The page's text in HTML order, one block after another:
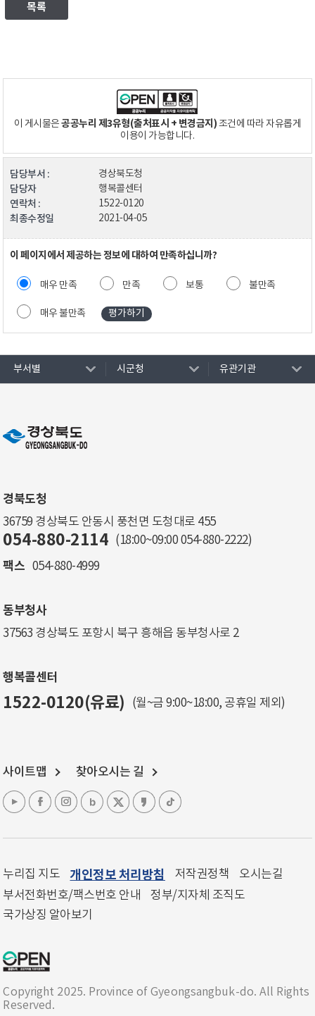
목록
이 게시물은공공누리 제3유형(출처표시 + 변경금지)조건에 따라 자유롭게
이용이 가능합니다.
담당부서 : 경상북도청
담당자 행복콜센터
연락처 : 1522-0120
최종수정일 2021-04-05
이 페이지에서 제공하는 정보에 대하여 만족하십니까?
매우 만족 만족 보통 불만족
매우 불만족
부서별 시군청 유관기관
경북도청
36759 경상북도 안동시 풍천면 도청대로 455
054-880-2114 (18:00~09:00 054-880-2222)
팩스 054-880-4999
동부청사
37563 경상북도 포항시 북구 흥해읍 동부청사로 2
행복콜센터
1522-0120(유료) (월~금 9:00~18:00, 공휴일 제외)
사이트맵 찾아오시는 길
누리집 지도 개인정보 처리방침 저작권정책
오시는길
부서전화번호/팩스번호 안내
정부/지자체 조직도
국가상징 알아보기
Copyright 2025. Province of Gyeongsangbuk-do. All Rights
Reserved.